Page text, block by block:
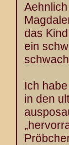
das
ein
Ich
in den